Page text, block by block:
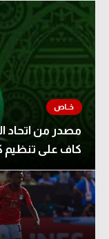
مصدر من اتحاد
كاف على تنظيم